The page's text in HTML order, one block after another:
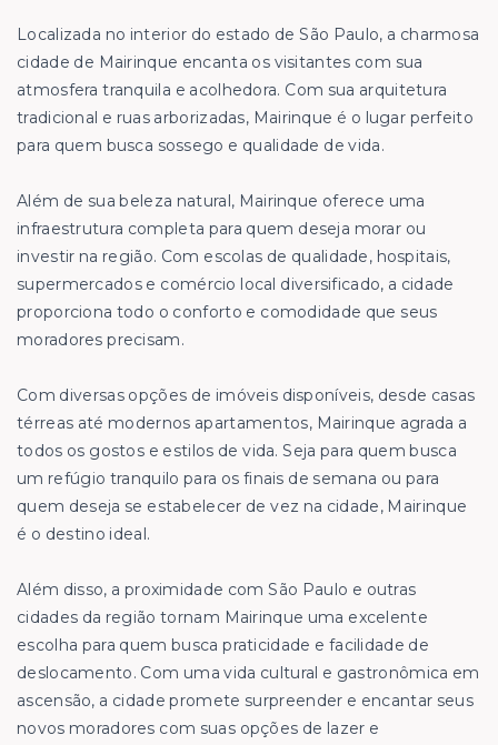
Localizada no interior do estado de São Paulo, a charmosa
cidade de Mairinque encanta os visitantes com sua
atmosfera tranquila e acolhedora. Com sua arquitetura
tradicional e ruas arborizadas, Mairinque é o lugar perfeito
para quem busca sossego e qualidade de vida.
Além de sua beleza natural, Mairinque oferece uma
infraestrutura completa para quem deseja morar ou
investir na região. Com escolas de qualidade, hospitais,
supermercados e comércio local diversificado, a cidade
proporciona todo o conforto e comodidade que seus
moradores precisam.
Com diversas opções de imóveis disponíveis, desde casas
térreas até modernos apartamentos, Mairinque agrada a
todos os gostos e estilos de vida. Seja para quem busca
um refúgio tranquilo para os finais de semana ou para
quem deseja se estabelecer de vez na cidade, Mairinque
é o destino ideal.
Além disso, a proximidade com São Paulo e outras
cidades da região tornam Mairinque uma excelente
escolha para quem busca praticidade e facilidade de
deslocamento. Com uma vida cultural e gastronômica em
ascensão, a cidade promete surpreender e encantar seus
novos moradores com suas opções de lazer e